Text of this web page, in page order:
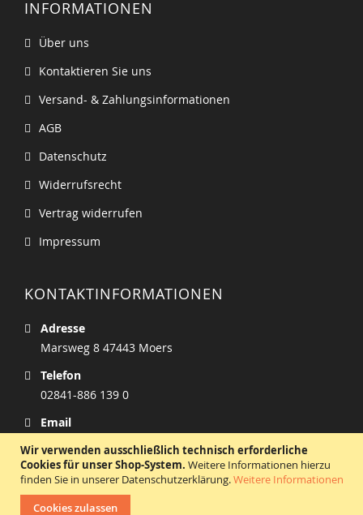
Wir verwenden ausschließlich technisch erforderliche
Cookies für unser Shop-System. Weitere Informationen hierzu
finden Sie in unserer Datenschutzerklärung.Weitere Informationen
Cookies zulassen
INFORMATIONEN
Über uns
Kontaktieren Sie uns
Versand- & Zahlungsinformationen
AGB
Datenschutz
Widerrufsrecht
Vertrag widerrufen
Impressum
KONTAKTINFORMATIONEN
Adresse
Marsweg 8 47443 Moers
Telefon
02841-886 139 0
Email
Copyright © 2026 zucker-welt.de. All rights reserved.